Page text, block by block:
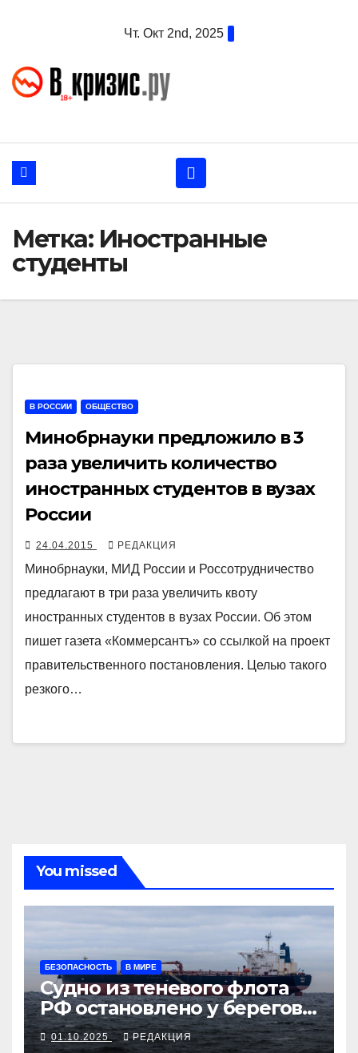
Чт. Окт 2nd, 2025
Метка: Иностранные
студенты
В РОССИИ ОБЩЕСТВО
Минобрнауки предложило в 3
раза увеличить количество
иностранных студентов в вузах
России
24.04.2015 РЕДАКЦИЯ
Минобрнауки, МИД России и Россотрудничество
предлагают в три раза увеличить квоту
иностранных студентов в вузах России. Об этом
пишет газета «Коммерсантъ» со ссылкой на проект
правительственного постановления. Целью такого
резкого…
You missed
БЕЗОПАСНОСТЬ В МИРЕ
Судно из теневого флота
РФ остановлено у берегов
Франции
01.10.2025 РЕДАКЦИЯ